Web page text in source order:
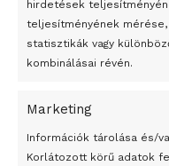
hirdetések
teljesítményének
statisztikák vagy
kombinálásai révén.
Marketing
Információk tárolása és/
Korlátozott körű adatok
This is
https://t.co/
Click to